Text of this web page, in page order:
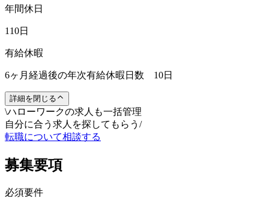
年間休日
110日
有給休暇
6ヶ月経過後の年次有給休暇日数 10日
詳細を閉じる
\ハローワークの求人も一括管理
自分に合う求人を探してもらう /
転職について相談する
募集要項
必須要件